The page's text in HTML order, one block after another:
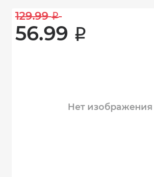
129.99 i
56.99 i
Нет изображения